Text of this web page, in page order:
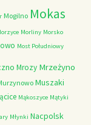
Mogilno Mokas
Morliny Morsko
Most Południowy
Mrozy Mrzeżyno
Muszaki
Mąkoszyce Mątyki
Młynki Nacpolsk